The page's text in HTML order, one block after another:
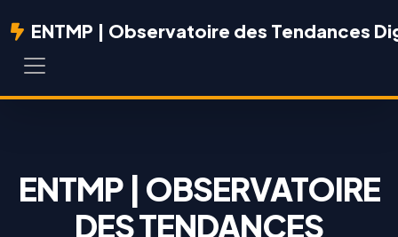
ENTMP | Observatoire des Tendances
ENTMP | OBSERVATOIRE
DES TENDANCES